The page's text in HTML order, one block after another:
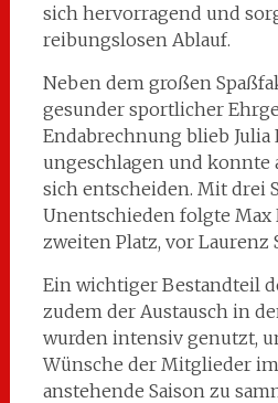
sich hervorragend und
reibungslosen Ablauf.
Neben dem großen
gesunder sportlicher
Endabrechnung blieb Julia
ungeschlagen und konnte
sich entscheiden. Mit drei
Unentschieden folgte Max
zweiten Platz, vor Laurenz
Ein wichtiger Bestandteil
zudem der Austausch in
wurden intensiv genutzt,
Wünsche der Mitglieder
anstehende Saison zu